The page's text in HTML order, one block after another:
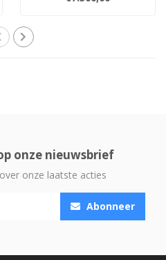
processor met Dolby
onze nieuwsbrief
onze laatste acties
Abonneer